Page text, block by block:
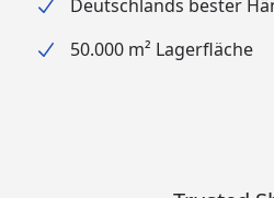
Deutschlands bester
50.000 m² Lagerfläche